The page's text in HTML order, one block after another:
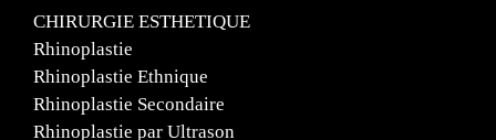
CHIRURGIE ESTHETIQUE
Rhinoplastie
Rhinoplastie Ethnique
Rhinoplastie Secondaire
Rhinoplastie par Ultrason